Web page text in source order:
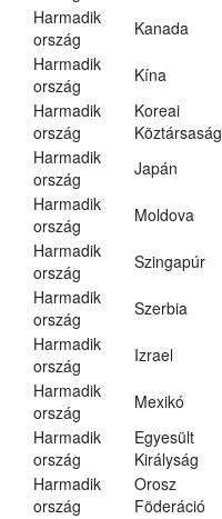
Harmadik
ország
Kanada
Harmadik
ország
Kína
Harmadik
ország
Koreai
Köztársaság
Harmadik
ország
Japán
Harmadik
ország
Moldova
Harmadik
ország
Szingapúr
Harmadik
ország
Szerbia
Harmadik
ország
Izrael
Harmadik
ország
Mexikó
Harmadik
ország
Egyesült
Királyság
Harmadik
ország
Orosz
Föderáció